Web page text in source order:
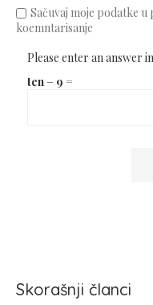
Sačuvaj moje podatke
koemntarisanje
Please enter an answer
ten − 9 =
Skorašnji članci